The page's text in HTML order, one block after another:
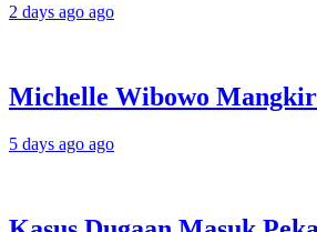
2 days ago ago
Michelle Wibowo
5 days ago ago